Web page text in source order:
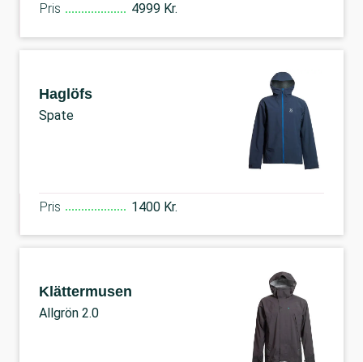
Pris 4999 Kr.
Haglöfs
Spate
Pris 1400 Kr.
Klättermusen
Allgrön 2.0